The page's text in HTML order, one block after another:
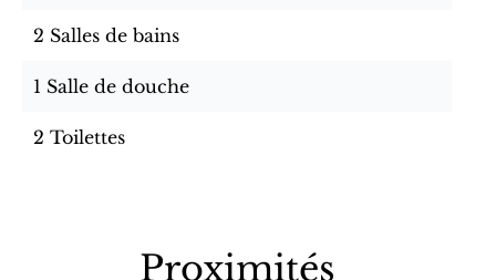
2 Salles de bains
1 Salle de douche
2 Toilettes
Proximités